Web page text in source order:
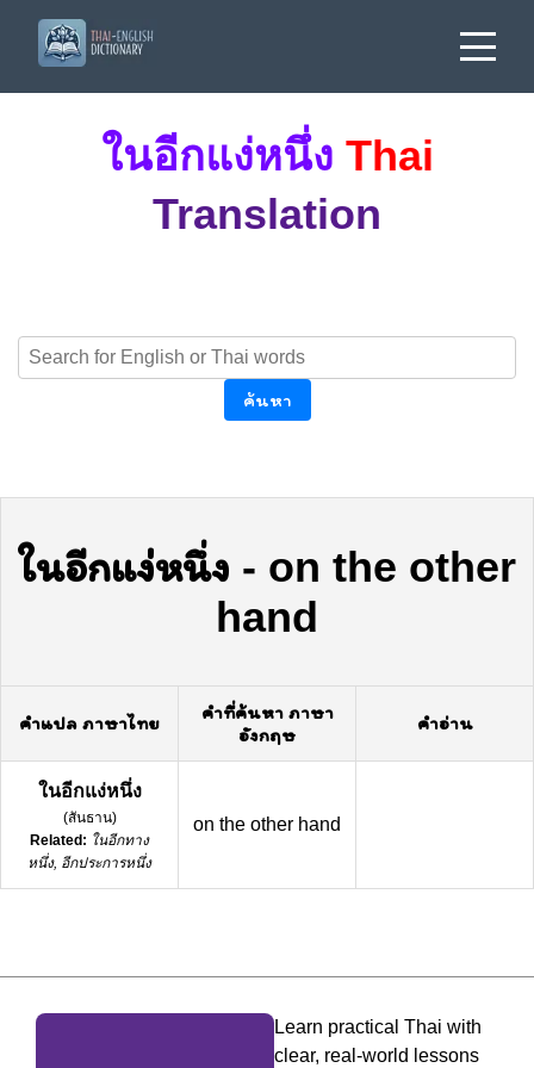
ในอีกแง่หนึ่ง Thai
Translation
ค้นหา
ในอีกแง่หนึ่ง - on the other
hand
คำแปล ภาษาไทย
คำที่ค้นหา ภาษา
อังกฤษ
คำอ่าน
ในอีกแง่หนึ่ง
(สันธาน)
Related: ในอีกทาง
หนึ่ง, อีกประการหนึ่ง
on the other hand
Learn practical Thai with
clear, real-world lessons